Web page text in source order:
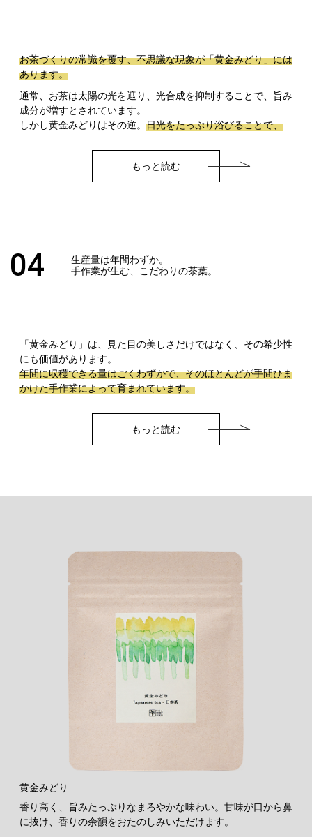
お茶づくりの常識を覆す、不思議な現象が「黄金みどり」には
あります。
通常、お茶は太陽の光を遮り、光合成を抑制することで、旨み
成分が増すとされています。
しかし黄金みどりはその逆。 日光をたっぷり浴びることで、
もっと読む
04
生産量は年間わずか。
手作業が生む、こだわりの茶葉。
「黄金みどり」は、見た目の美しさだけではなく、その希少性
にも価値があります。
年間に収穫できる量はごくわずかで、そのほとんどが手間ひま
かけた手作業によって育まれています。
もっと読む
黄金みどり
香り高く、旨みたっぷりなまろやかな味わい。甘味が口から鼻
に抜け、香りの余韻をおたのしみいただけます。